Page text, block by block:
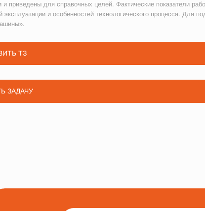
приведены для справочных целей. Фактические показатели
и особенностей технологического процесса. Для
ТЗ
ЗАДАЧУ